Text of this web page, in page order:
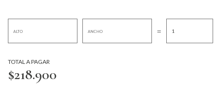
=
TOTAL A PAGAR
$218.900